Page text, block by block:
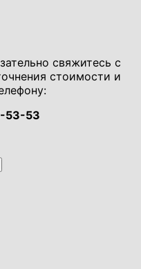
свяжитесь с
стоимости и
53-53